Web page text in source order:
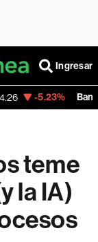
Ingresar
Banco de Bogota
teme
la IA)